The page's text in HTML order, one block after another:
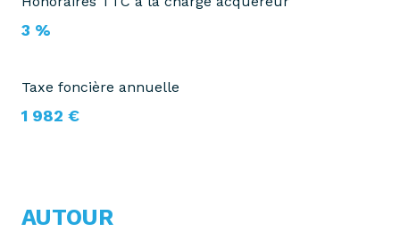
3 %
Taxe foncière annuelle
1 982 €
AUTOUR